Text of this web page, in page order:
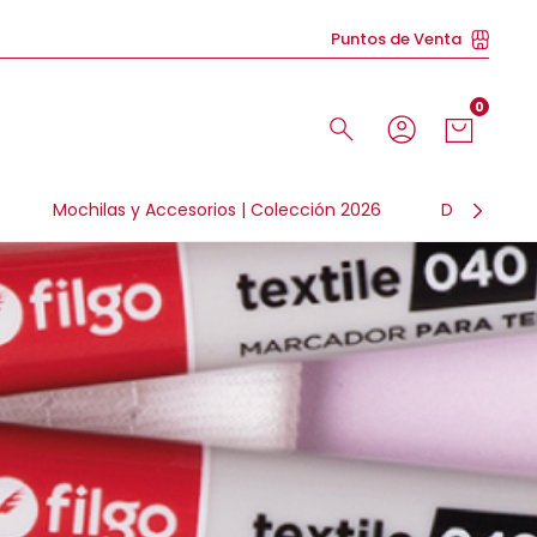
Puntos de Venta
0
Mochilas y Accesorios | Colección 2026 Día de la